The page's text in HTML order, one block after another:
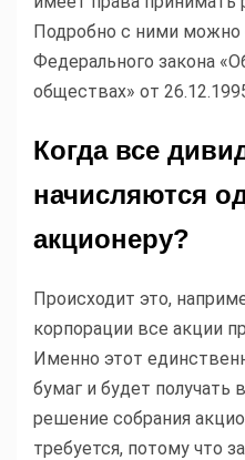
Подробно с ними можно
Федерального закона
обществах» от
Когда все
начисляются
акционеру?
Происходит это,
корпорации все акции
Именно этот
бумаг и будет получать
решение собрания
требуется, потому что